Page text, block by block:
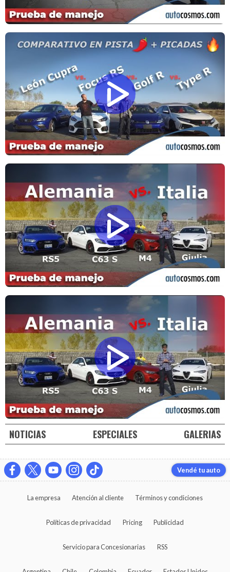
NOTICIAS ESPECIALES GALERIAS
Vendé tu auto
La empresa Atención al cliente Términos y condiciones
Políticas de privacidad Pricing Publicidad
Servicio para Concesionarias RSS